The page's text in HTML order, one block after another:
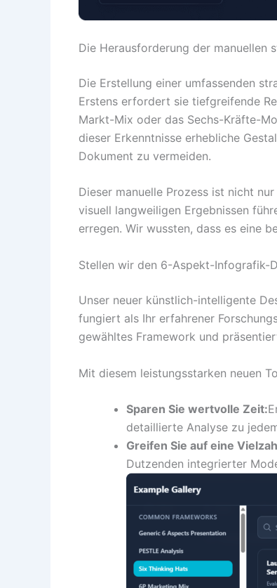
Die Herausforderung der manuellen
Die Erstellung einer umfassenden
Erstens erfordert sie tiefgreifende
Markt-Mix oder das Sechs-Kräfte-
dieser Erkenntnisse erhebliche
Dokument zu vermeiden.
Dieser manuelle Prozess ist nicht
visuell langweiligen Ergebnissen
erregen. Wir wussten, dass es eine
Stellen wir den 6-Aspekt-Infografik-
Unser neuer künstlich-intelligente
fungiert als Ihr erfahrener
gewähltes Framework und
Mit diesem leistungsstarken neuen
Sparen Sie wertvolle Zeit:
detaillierte Analyse zu
Greifen Sie auf eine
Dutzenden integrierter